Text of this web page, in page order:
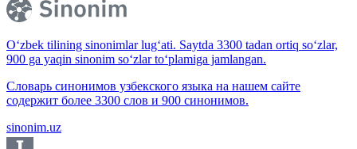
O‘zbek tilining sinonimlar lug‘ati. Saytda 3300 tadan ortiq so‘zlar,
900 ga yaqin sinonim so‘zlar to‘plamiga jamlangan.
Словарь синонимов узбекского языка на нашем сайте
содержит более 3300 слов и 900 синонимов.
sinonim.uz